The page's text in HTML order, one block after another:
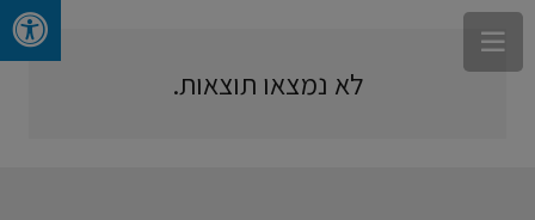
לא נמצאו תוצאות.